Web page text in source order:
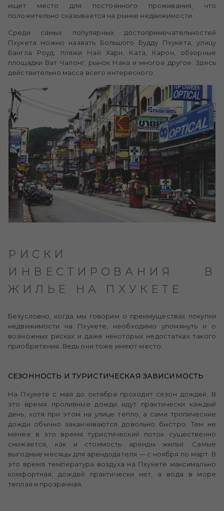
ищет место для постоянного проживания, что
положительно сказывается на рынке недвижимости.
Среди самых популярных достопримечательностей
Пхукета можно назвать Большого Будду Пхукета, улицу
Бангла Роуд, пляжи Най Харн, Ката, Карон, обзорные
площадки Ват Чалонг, рынок Нака и многое другое. Здесь
действительно масса всего интересного.
РИСКИ
ИНВЕСТИРОВАНИЯ В
ЖИЛЬЕ НА ПХУКЕТЕ
Безусловно, когда мы говорим о преимуществах покупки
недвижимости на Пхукете, необходимо упомянуть и о
возможных рисках и даже некоторых недостатках такого
приобретения. Ведь они тоже имеют место.
СЕЗОННОСТЬ И ТУРИСТИЧЕСКАЯ ЗАВИСИМОСТЬ
На Пхукете с мая до октября проходит сезон дождей. В
это время проливные дожди идут практически каждый
день, хотя при этом на улице тепло, а сами тропические
дожди обычно заканчиваются довольно быстро. Тем не
менее в это время туристический поток существенно
снижается, как и стоимость аренды жилья. Самые
выгодные месяцы для арендодателя — с ноября по март. В
это время температура воздуха на Пхукете максимально
комфортная, дождей практически нет, а вода в море
теплая и прозрачная.